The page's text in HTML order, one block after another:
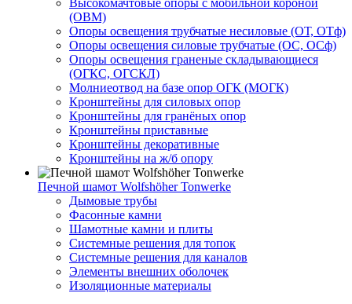
(ОВМ)
Опоры освещения трубчатые несиловые (ОТ, ОТф)
Опоры освещения силовые трубчатые (ОС, ОСф)
Опоры освещения граненые складывающиеся
(ОГКС, ОГСКЛ)
Молниеотвод на базе опор ОГК (МОГК)
Кронштейны для силовых опор
Кронштейны для гранёных опор
Кронштейны приставные
Кронштейны декоративные
Кронштейны на ж/б опору
Печной шамот Wolfshöher Tonwerke
Дымовые трубы
Фасонные камни
Шамотные камни и плиты
Системные решения для топок
Системные решения для каналов
Элементы внешних оболочек
Изоляционные материалы